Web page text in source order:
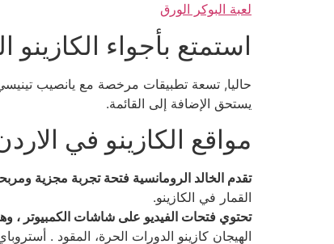
لعبة البوكر الورق
استمتع بأجواء
يستحق الإضافة إلى القائمة.
مواقع الكازينو في
تقدم الخالد الرومانسية فتحة تجربة مجزية ومربحة, خصوصا مع دفع
القمار في الكازينو.
تحتوي فتحات الفيديو على شاشات الكمبيوتر ،
الهيجان كازينو الدورات الحرة، المقود .